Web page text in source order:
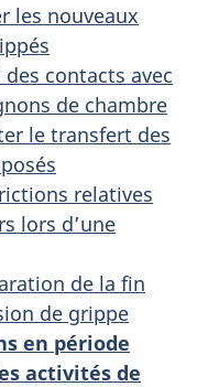
les nouveaux
des contacts avec
de chambre
le transfert des
relatives
lors d’une
de la fin
de grippe
en période
activités de